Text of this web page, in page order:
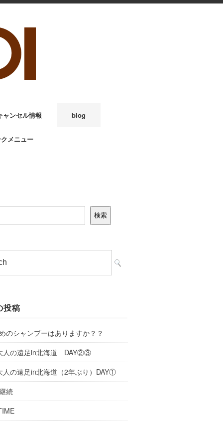
ャンセル情報 blog
クメニュー
検索
投稿
のシャンプーはありますか？？
人の遠足in北海道 DAY②③
人の遠足in北海道（2年ぶり）DAY①
続